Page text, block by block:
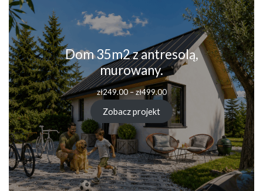
Dom 35m2 z antresolą,
murowany.
zł249.00–zł499.00
Zobacz projekt